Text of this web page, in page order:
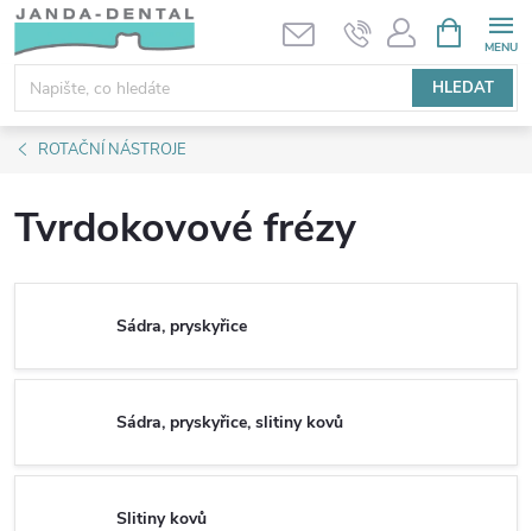
Přejít
obsah
HLEDAT
NÁKUPNÍ
KOŠÍK
ROTAČNÍ NÁSTROJE
Tvrdokovové frézy
Sádra, pryskyřice
Sádra, pryskyřice, slitiny kovů
Slitiny kovů